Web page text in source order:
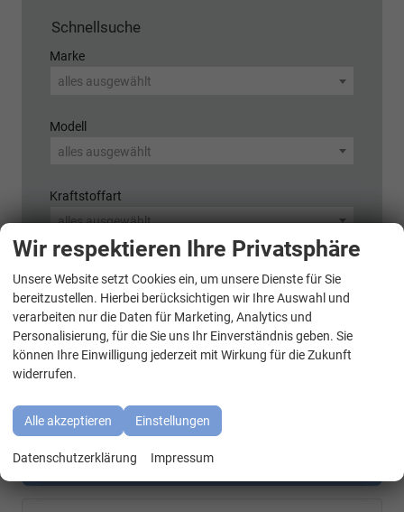
Schnellsuche
Marke
alles ausgewählt
Modell
alles ausgewählt
Kraftstoffart
alles ausgewählt
359 Ergebnisse anzeigen
Wir respektieren Ihre Privatsphäre
Unsere Website setzt Cookies ein, um unsere Dienste für Sie
bereitzustellen. Hierbei berücksichtigen wir Ihre Auswahl und
verarbeiten nur die Daten für Marketing, Analytics und
Personalisierung, für die Sie uns Ihr Einverständnis geben. Sie
können Ihre Einwilligung jederzeit mit Wirkung für die Zukunft
widerrufen.
Alle akzeptieren Einstellungen
Datenschutzerklärung Impressum